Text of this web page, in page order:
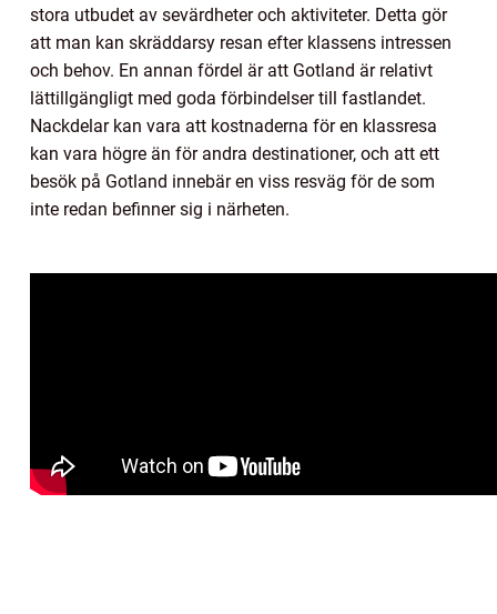
stora utbudet av sevärdheter och aktiviteter. Detta gör
att man kan skräddarsy resan efter klassens intressen
och behov. En annan fördel är att Gotland är relativt
lättillgängligt med goda förbindelser till fastlandet.
Nackdelar kan vara att kostnaderna för en klassresa
kan vara högre än för andra destinationer, och att ett
besök på Gotland innebär en viss resväg för de som
inte redan befinner sig i närheten.